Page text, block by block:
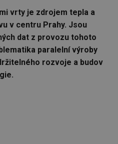
vrty je zdrojem tepla a
v centru Prahy. Jsou
dat z provozu tohoto
paralelní výroby
rozvoje a budov